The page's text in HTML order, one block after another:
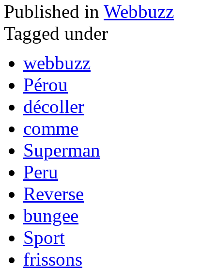
Published in Webbuzz
Tagged under
webbuzz
Pérou
décoller
comme
Superman
Peru
Reverse
bungee
Sport
frissons